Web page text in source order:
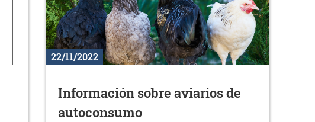
22/11/2022
Información sobre aviarios de
autoconsumo